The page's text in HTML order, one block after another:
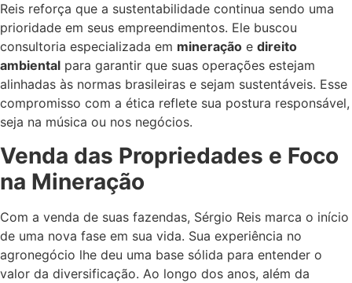
Reis reforça que a sustentabilidade continua sendo uma
prioridade em seus empreendimentos. Ele buscou
consultoria especializada em mineração e direito
ambiental para garantir que suas operações estejam
alinhadas às normas brasileiras e sejam sustentáveis. Esse
compromisso com a ética reflete sua postura responsável,
seja na música ou nos negócios.
Venda das Propriedades e Foco
na Mineração
Com a venda de suas fazendas, Sérgio Reis marca o início
de uma nova fase em sua vida. Sua experiência no
agronegócio lhe deu uma base sólida para entender o
valor da diversificação. Ao longo dos anos, além da